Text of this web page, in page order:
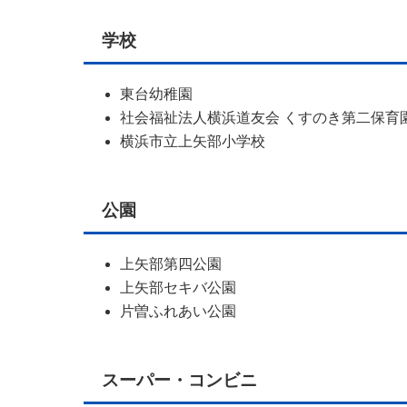
学校
東台幼稚園
社会福祉法人横浜道友会 くすのき第二保育
横浜市立上矢部小学校
公園
上矢部第四公園
上矢部セキバ公園
片曽ふれあい公園
スーパー・コンビニ